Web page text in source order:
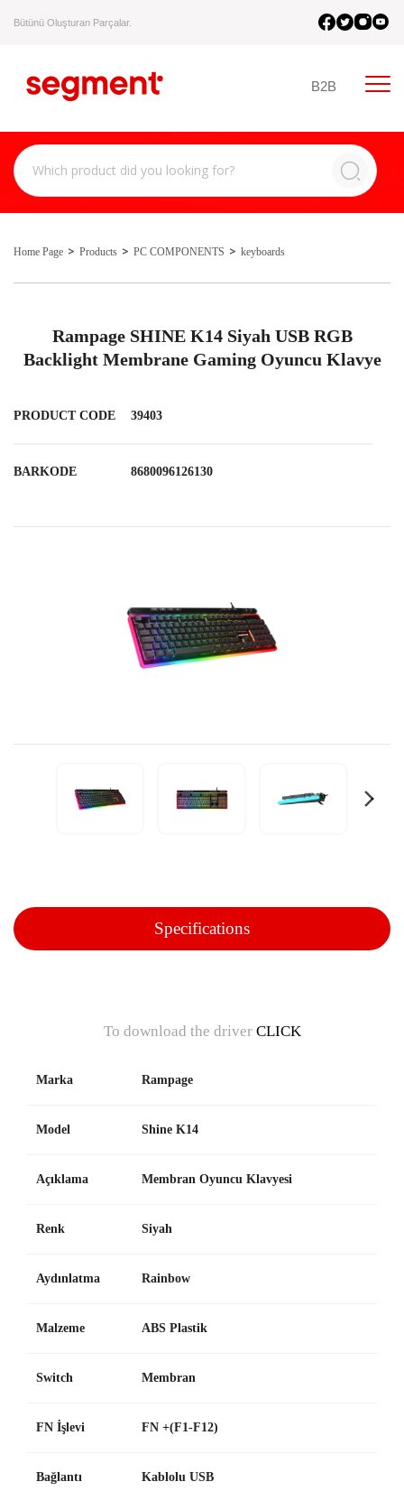
Bütünü Oluşturan Parçalar.
B2B
Home Page Products PC COMPONENTS keyboards
Rampage SHINE K14 Siyah USB RGB
Backlight Membrane Gaming Oyuncu Klavye
PRODUCT CODE 39403
BARKODE 8680096126130
Specifications
To download the driver CLICK
Marka Rampage
Model Shine K14
Açıklama Membran Oyuncu Klavyesi
Renk Siyah
Aydınlatma Rainbow
Malzeme ABS Plastik
Switch Membran
FN İşlevi FN +(F1-F12)
Bağlantı Kablolu USB